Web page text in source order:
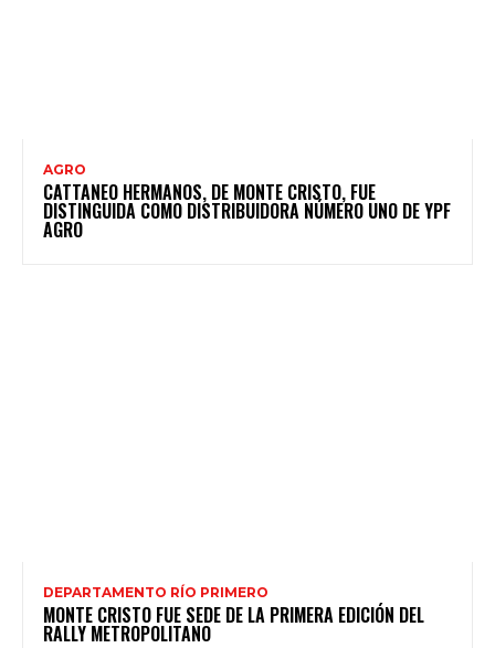
AGRO
CATTANEO HERMANOS, DE MONTE CRISTO, FUE
DISTINGUIDA COMO DISTRIBUIDORA NÚMERO UNO DE YPF
AGRO
DEPARTAMENTO RÍO PRIMERO
MONTE CRISTO FUE SEDE DE LA PRIMERA EDICIÓN DEL
RALLY METROPOLITANO